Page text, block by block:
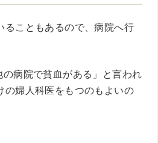
ることもあるので、病院へ行
病院で貧血がある」と言われ
の婦人科医をもつのもよいの